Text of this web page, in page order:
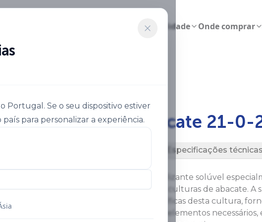
Portugal. Se o seu dispositivo estiver
para personalizar a experiência.
Sustentabilidade Onde comprar
Ultrasol®Abacate 21-0-
Especificações técnicas
Avocado é um fertilizante solúvel
uma nutrição adequada nas culturas de abacate. A
cobrir as necessidades específicas desta cultura,
específicas de macro e microelementos